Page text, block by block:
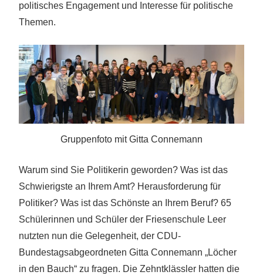
politisches Engagement und Interesse für politische
Themen.
Gruppenfoto mit Gitta Connemann
Warum sind Sie Politikerin geworden? Was ist das
Schwierigste an Ihrem Amt? Herausforderung für
Politiker? Was ist das Schönste an Ihrem Beruf? 65
Schülerinnen und Schüler der Friesenschule Leer
nutzten nun die Gelegenheit, der CDU-
Bundestagsabgeordneten Gitta Connemann „Löcher
in den Bauch“ zu fragen. Die Zehntklässler hatten die